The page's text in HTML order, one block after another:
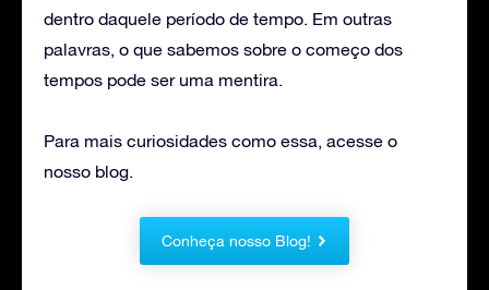
dentro daquele período de tempo. Em outras
palavras, o que sabemos sobre o começo dos
tempos pode ser uma mentira.
Para mais curiosidades como essa, acesse o
nosso blog.
Conheça nosso Blog!